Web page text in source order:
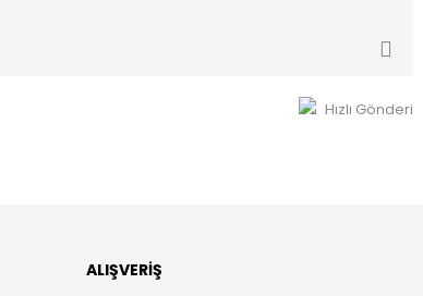
Hızlı Gönderi
ALIŞVERİŞ